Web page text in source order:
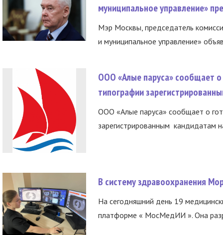
муниципальное управление»
Мэр Москвы, председатель
и муниципальное управление»
ООО «Алые паруса» сообщает о
типографии
ООО «Алые паруса» сообщает о
зарегистрированным кандидатам
В систему здравоохранения
На сегодняшний день 19
платформе « МосМедИИ ». Она